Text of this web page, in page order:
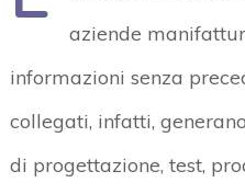
aziende
informazioni senza
collegati, infatti,
di progettazione, test,